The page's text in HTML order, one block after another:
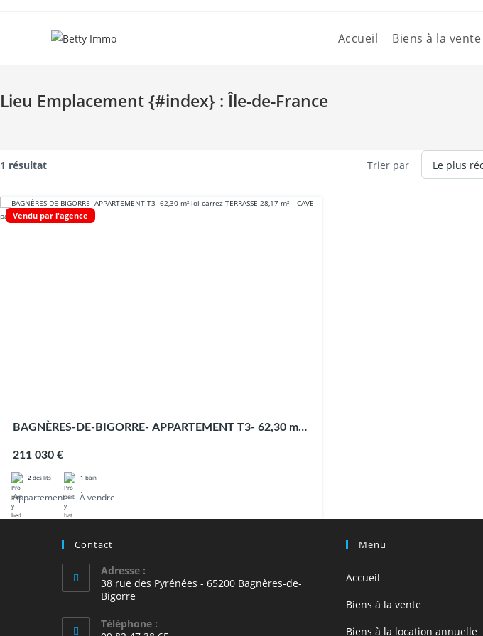
Accueil Biens à la vente
Lieu Emplacement {#index} :Île-de-France
1 résultat Trier par
Vendu par l'agence
BAGNÈRES-DE-BIGORRE- APPARTEMENT T3- 62,30 m²
211 030 €
2 des lits 1 bain
Appartement À vendre
Contact
Adresse :
38 rue des Pyrénées - 65200 Bagnères-de-
Bigorre
Téléphone :
Menu
Accueil
Biens à la vente
Biens à la location annuelle